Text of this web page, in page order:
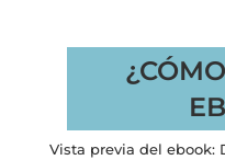
Vista previa del ebook: